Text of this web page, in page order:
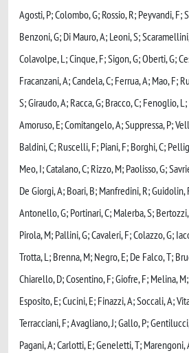
Agosti, P; Colombo, G; Rossio, R; Peyvandi, F;
Benzoni, G; Di Mauro, A; Leoni, S;
Colavolpe, L; Cinque, F; Sigon, G; Oberti, G;
Fracanzani, A; Candela, C; Ferrua, A; Mao, F;
S; Giraudo, A; Racca, G; Bracco, C; Fenoglio, L;
Amoruso, E; Comitangelo, A; Suppressa, P;
Baldini, C; Ruscelli, F; Piani, F; Borghi, C;
Meo, I; Catalano, C; Rizzo, M; Paolisso, G;
De Giorgi, A; Boari, B; Manfredini, R; Guidolin,
Antonello, G; Portinari, C; Malerba, S;
Pirola, M; Pallini, G; Cavaleri, F; Colazzo, G;
Trotta, L; Brenna, M; Negro, E; De Falco, T;
Chiarello, D; Cosentino, F; Giofre, F; Melina,
Esposito, E; Cucini, E; Finazzi, A; Soccali, A;
Terracciani, F; Avagliano, J; Gallo, P;
Pagani, A; Carlotti, E; Geneletti, T; Marengoni,